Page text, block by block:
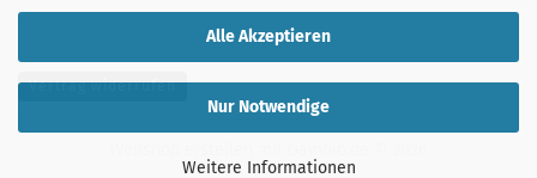
Alle Akzeptieren
Nur Notwendige
Weitere Informationen
Vertrag widerrufen